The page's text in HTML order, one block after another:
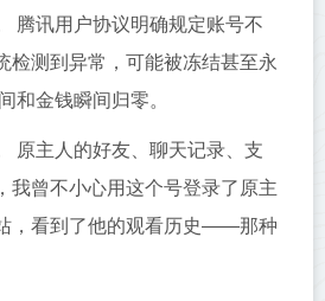
腾讯用户协议明确规定账号不
检测到异常，可能被冻结甚至永
和金钱瞬间归零。
原主人的好友、聊天记录、支
我曾不小心用这个号登录了原主
，看到了他的观看历史——那种